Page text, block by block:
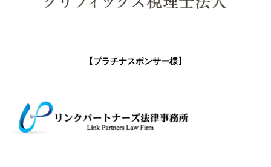
【プラチナスポンサー様】